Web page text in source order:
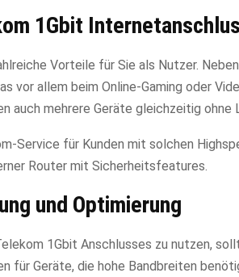
1Gbit
Vorteile für Sie als Nutzer.
vor allem beim Online-Gaming oder
auch mehrere Geräte gleichzeitig ohne
Service für Kunden mit solchen
Router mit Sicherheitsfeatures.
und Optimierung
1Gbit Anschlusses zu nutzen,
für Geräte, die hohe Bandbreiten